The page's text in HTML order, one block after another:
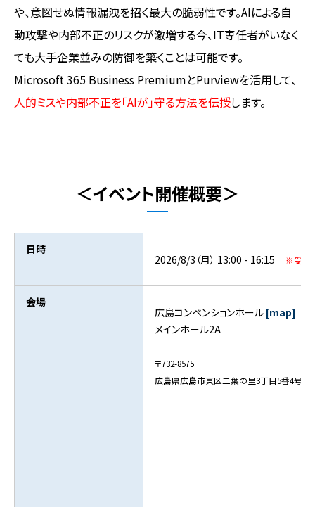
や、意図せぬ情報漏洩を招く最大の脆弱性です。AIによる自
動攻撃や内部不正のリスクが激増する今、IT専任者がいなく
ても大手企業並みの防御を築くことは可能です。
Microsoft 365 Business PremiumとPurviewを活用して、
人的ミスや内部不正を「AIが」守る方法を伝授します。
＜イベント開催概要＞
日時
2026/8/3（月） 13:00 - 16:15 ※受付
会場
広島コンベンションホール [map]
メインホール2A
〒732-8575
広島県広島市東区二葉の里3丁目5番4号 広